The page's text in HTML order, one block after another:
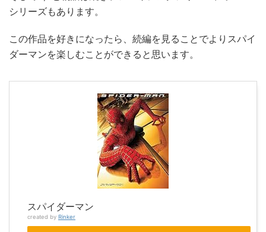
シリーズもあります。
この作品を好きになったら、続編を見ることでよりスパイ
ダーマンを楽しむことができると思います。
スパイダーマン
created by Rinker